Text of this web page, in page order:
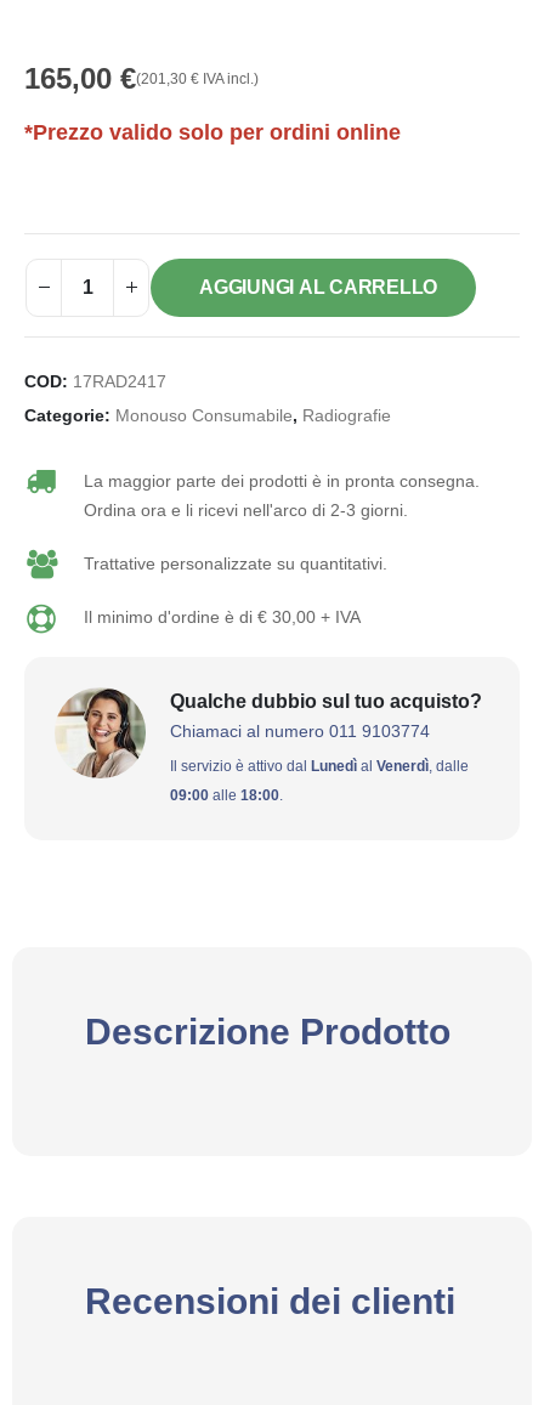
165,00 €(201,30 € IVA incl.)
*Prezzo valido solo per ordini online
AGGIUNGI AL CARRELLO
COD: 17RAD2417
Categorie: Monouso Consumabile, Radiografie
La maggior parte dei prodotti è in pronta consegna.
Ordina ora e li ricevi nell'arco di 2-3 giorni.
Trattative personalizzate su quantitativi.
Il minimo d'ordine è di € 30,00 + IVA
Qualche dubbio sul tuo acquisto?
Chiamaci al numero 011 9103774
Il servizio è attivo dal Lunedì al Venerdì, dalle
09:00 alle 18:00.
Descrizione Prodotto
Recensioni dei clienti